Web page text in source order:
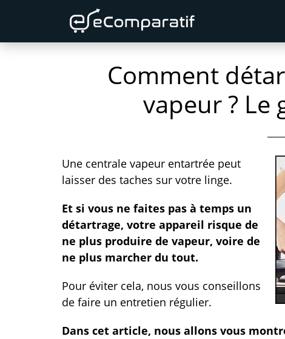
primary
content
primary
Comment
vapeur ? Le
Une centrale vapeur entartrée peut
laisser des taches sur votre linge.
Et si vous ne faites pas à temps un
détartrage, votre appareil risque de
ne plus produire de vapeur, voire de
ne plus marcher du tout.
Pour éviter cela, nous vous conseillons
de faire un entretien régulier.
Dans cet article, nous allons vous